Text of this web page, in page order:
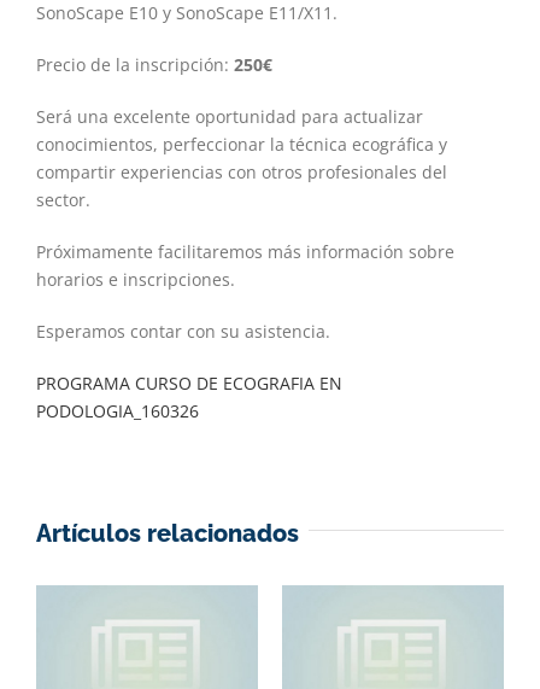
SonoScape E10 y SonoScape E11/X11.
Precio de la inscripción: 250€
Será una excelente oportunidad para actualizar
conocimientos, perfeccionar la técnica ecográfica y
compartir experiencias con otros profesionales del
sector.
Próximamente facilitaremos más información sobre
horarios e inscripciones.
Esperamos contar con su asistencia.
PROGRAMA CURSO DE ECOGRAFIA EN
PODOLOGIA_160326
Artículos relacionados